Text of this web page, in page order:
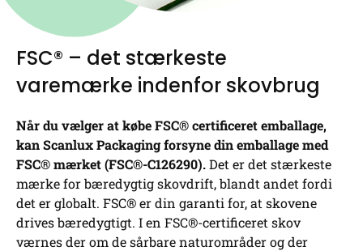
FSC® – det stærkeste
varemærke indenfor skovbrug
Når du vælger at købe FSC® certificeret emballage,
kan Scanlux Packaging forsyne din emballage med
FSC® mærket (FSC®-C126290).Det er det stærkeste
mærke for bæredygtig skovdrift, blandt andet fordi
det er globalt. FSC® er din garanti for, at skovene
drives bæredygtigt. I en FSC®-certificeret skov
værnes der om de sårbare naturområder og der